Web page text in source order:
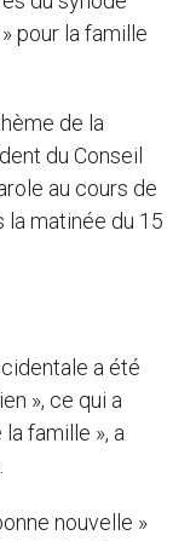
pour la famille
de la
du Conseil
au cours de
la matinée du 15
a été
», ce qui a
famille », a
nouvelle »